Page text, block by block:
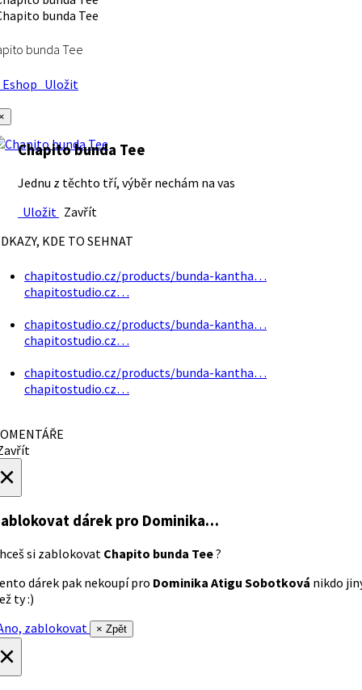
bunda Tee
Uložit
Chapito bunda Tee
Jednu z těchto tří, výběr nechám na vas
Uložit Zavřít
KDE TO SEHNAT
chapitostudio.cz/products/bunda-kantha…
chapitostudio.cz…
chapitostudio.cz/products/bunda-kantha…
chapitostudio.cz…
chapitostudio.cz/products/bunda-kantha…
chapitostudio.cz…
dárek pro Dominika…
si zablokovat Chapito bunda Tee?
dárek pak nekoupí pro Dominika Atigu Sobotková nikdo
ty :)
zablokovat
× Zpět